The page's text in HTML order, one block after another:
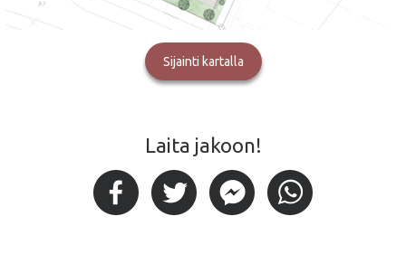
Sijainti kartalla
Laita jakoon!